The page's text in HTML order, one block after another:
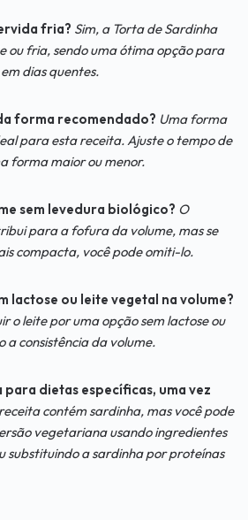
fria? Sim, a Torta de Sardinha
ou fria, sendo uma ótima opção para
dias quentes.
forma recomendado? Uma forma
para esta receita. Ajuste o tempo de
forma maior ou menor.
sem levedura biológico? O
para a fofura da volume, mas se
compacta, você pode omiti-lo.
lactose ou leite vegetal na volume?
o leite por uma opção sem lactose ou
consistência da volume.
dietas específicas, uma vez
contém sardinha, mas você pode
vegetariana usando ingredientes
substituindo a sardinha por proteínas